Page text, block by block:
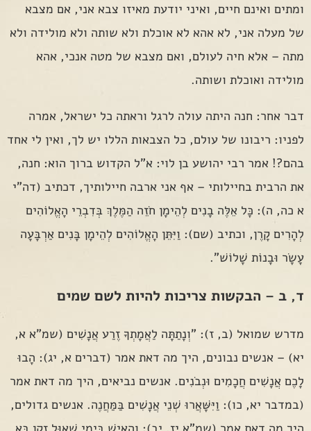
ומתים ואינם חיים, ואיני יודעת מאיזו צבא אני, אם מצבא
של מעלה אני, לא אהא לא אוכלת ולא שותה ולא מולידה ולא
מתה – אלא חיה לעולם, ואם מצבא של מטה אנכי, אהא
מולידה ואוכלת ושותה.
דבר אחר: חנה היתה עולה לרגל וראתה כל ישראל, אמרה
לפניו: ריבונו של עולם, כל הצבאות הללו יש לך, ואין לי אחד
בהם?! אמר רבי יהושע בן לוי: א"ל הקדוש ברוך הוא: חנה,
את הרבית בחיילותי – אף אני ארבה חיילותיך, דכתיב (דה"י
א כה, ה): כָּל אֵלֶּה בָנִים לְהֵימָן חֹזֵה הַמֶּלֶךְ בְּדִבְרֵי הָאֱלוֹהִים
לְהָרִים קָרֶן, וכתיב (שם): וַיִּתֵּן הָאֱלוֹהִים לְהֵימָן בָּנִים אַרְבָּעָה
עָשָׂר וּבָנוֹת שָׁלוֹשׁ".
ד, ב – הבקשות צריכות להיות לשם שמים
מדרש שמואל (ב, ז): "וְנָתַתָּה לַאֲמָתְךָ זֶרַע אֲנָשִׁים (שמ"א א,
יא) – אנשים נבונים, היך מה דאת אמר (דברים א, יג): הָבוּ
לָכֶם אֲנָשִׁים חֲכָמִים וּנְבֹנִים. אנשים נביאים, היך מה דאת אמר
(במדבר יא, כו): וַיִּשָּׁאֲרוּ שְׁנֵי אֲנָשִׁים בַּמַּחֲנֶה. אנשים גדולים,